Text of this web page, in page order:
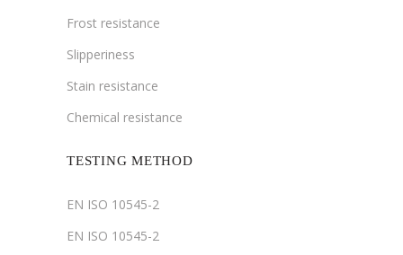
Frost resistance
Slipperiness
Stain resistance
Chemical resistance
TESTING METHOD
EN ISO 10545-2
EN ISO 10545-2